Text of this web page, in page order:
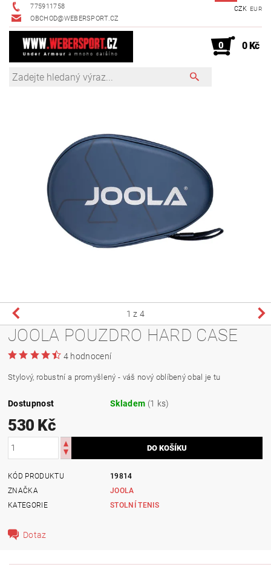
775911758
OBCHOD@WEBERSPORT.CZ
CZK EUR
0 0 Kč
1 z 4
JOOLA POUZDRO HARD CASE
4 hodnocení
Stylový, robustní a promyšlený - váš nový oblíbený obal je tu
Dostupnost Skladem (1 ks)
530 Kč
KÓD PRODUKTU
19814
ZNAČKA
JOOLA
KATEGORIE
STOLNÍ TENIS
Dotaz